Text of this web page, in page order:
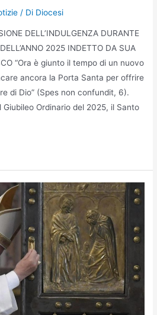
/ Di Diocesi
DELL’INDULGENZA DURANTE
2025 INDETTO DA SUA
“Ora è giunto il tempo di un nuovo
ancora la Porta Santa per offrire
di Dio” (Spes non confundit, 6).
Giubileo Ordinario del 2025, il Santo